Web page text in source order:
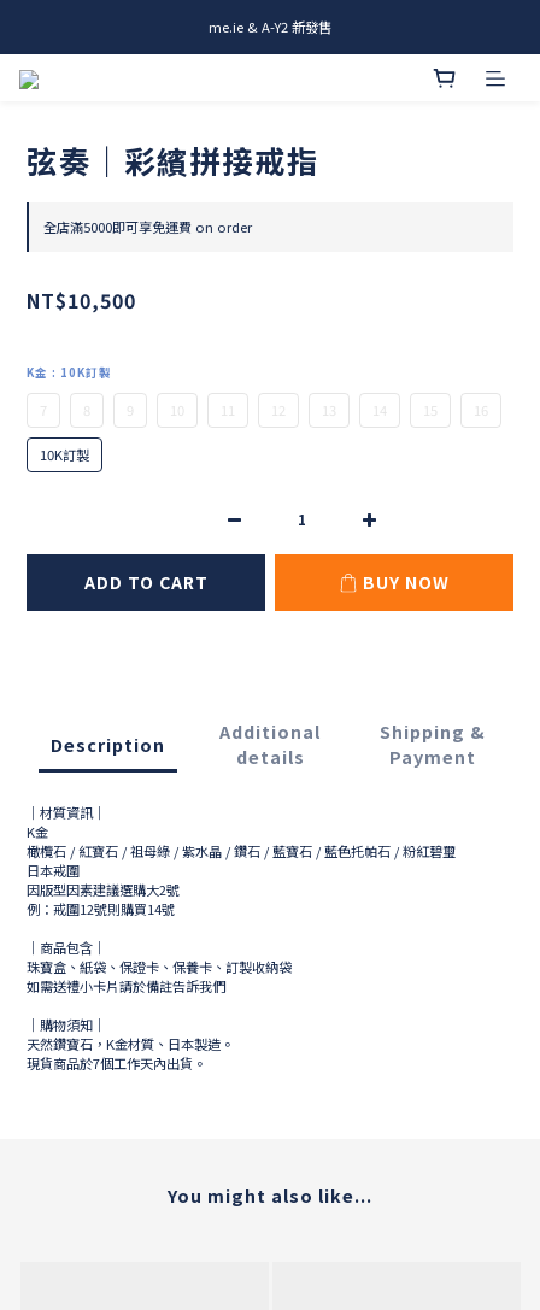
me.ie & A-Y2 新發售
me.ie & A-Y2 新發售
弦奏｜彩繽拼接戒指
全店滿5000即可享免運費 on order
NT$10,500
K金 : 10K訂製
7 8 10 11 12 13 14 15 16
10K訂製
ADD TO CART BUY NOW
Description
Additional
details
Shipping &
Payment
｜材質資訊｜
K金
橄欖石 / 紅寶石 / 祖母綠 / 紫水晶 / 鑽石 / 藍寶石 / 藍色托帕石 / 粉紅碧璽
日本戒圍
因版型因素建議選購大2號
例：戒圍12號則購買14號
｜商品包含｜
珠寶盒、紙袋、保證卡、保養卡、訂製收納袋
如需送禮小卡片請於備註告訴我們
｜購物須知｜
天然鑽寶石，K金材質、日本製造。
現貨商品於7個工作天內出貨。
You might also like...